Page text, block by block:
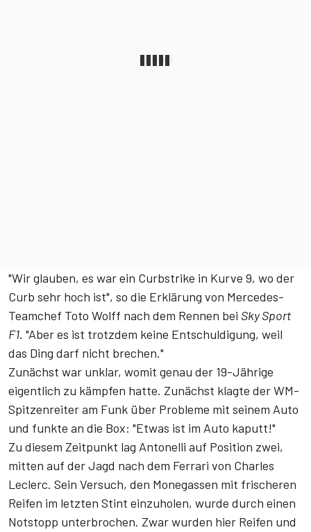
"Wir glauben, es war ein Curbstrike in Kurve 9, wo der
Curb sehr hoch ist", so die Erklärung von Mercedes-
Teamchef Toto Wolff nach dem Rennen bei Sky Sport
F1. "Aber es ist trotzdem keine Entschuldigung, weil
das Ding darf nicht brechen."
Zunächst war unklar, womit genau der 19-Jährige
eigentlich zu kämpfen hatte. Zunächst klagte der WM-
Spitzenreiter am Funk über Probleme mit seinem Auto
und funkte an die Box: "Etwas ist im Auto kaputt!"
Zu diesem Zeitpunkt lag Antonelli auf Position zwei,
mitten auf der Jagd nach dem Ferrari von Charles
Leclerc. Sein Versuch, den Monegassen mit frischeren
Reifen im letzten Stint einzuholen, wurde durch einen
Notstopp unterbrochen. Zwar wurden hier Reifen und